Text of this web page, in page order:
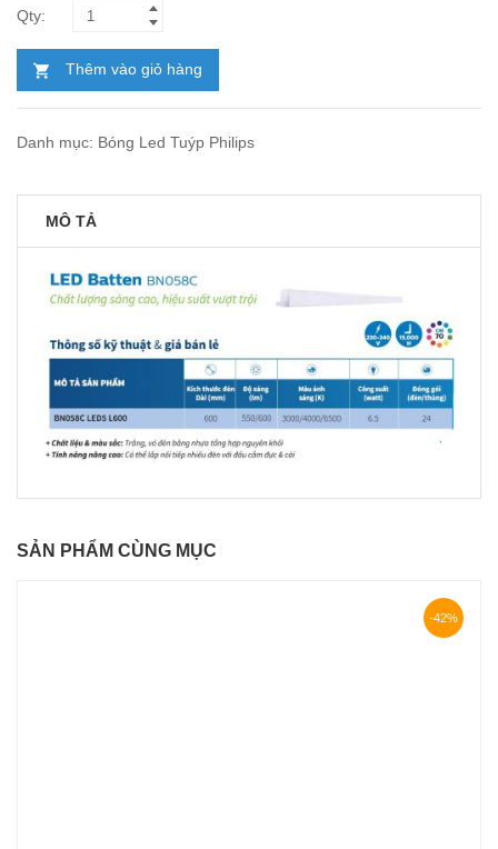
Thêm vào giỏ hàng
Danh mục: Bóng Led Tuýp Philips
MÔ TẢ
SẢN PHẨM CÙNG MỤC
-42%